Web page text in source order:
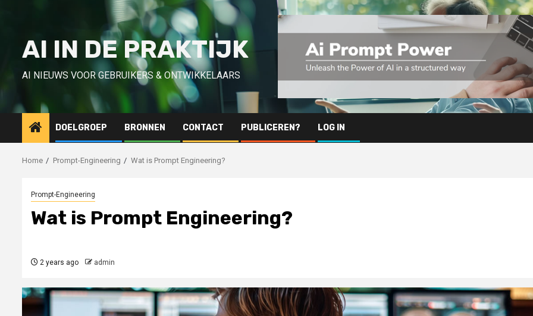
AI IN DE PRAKTIJK
AI NIEUWS VOOR GEBRUIKERS & ONTWIKKELAARS
DOELGROEP BRONNEN CONTACT PUBLICEREN? LOG IN
Home Prompt-Engineering Wat is Prompt Engineering?
Prompt-Engineering
Wat is Prompt Engineering?
2 years ago admin